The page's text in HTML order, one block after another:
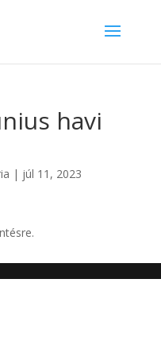
havi
| júl 11, 2023